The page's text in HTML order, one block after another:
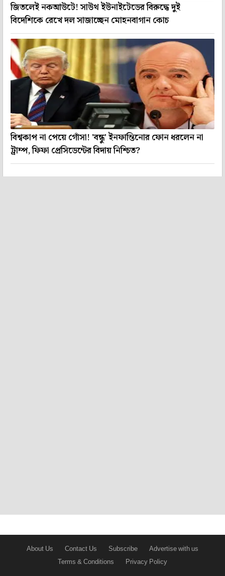
জিতলেই নকআউটে! সাউথ ইউনাইটেডের বিরুদ্ধে দুই
বিদেশিকে রেখে দল সাজাচ্ছেন মোহনবাগান কোচ
বিশ্বকাপ না পেয়ে গোঁসা! 'বন্ধু' ইনফান্তিনোর ফোন ধরলেন না
ট্রাম্প, ফিফা প্রেসিডেন্টের বিদায় নিশ্চিত?
About Us Contact Us Subscribe
Advertise with us
Terms & Conditions
Privacy Policy